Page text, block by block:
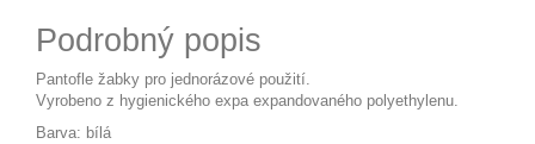
Podrobný popis
Pantofle žabky pro jednorázové použití.
Vyrobeno z hygienického expa expandovaného polyethylenu.
Barva: bílá